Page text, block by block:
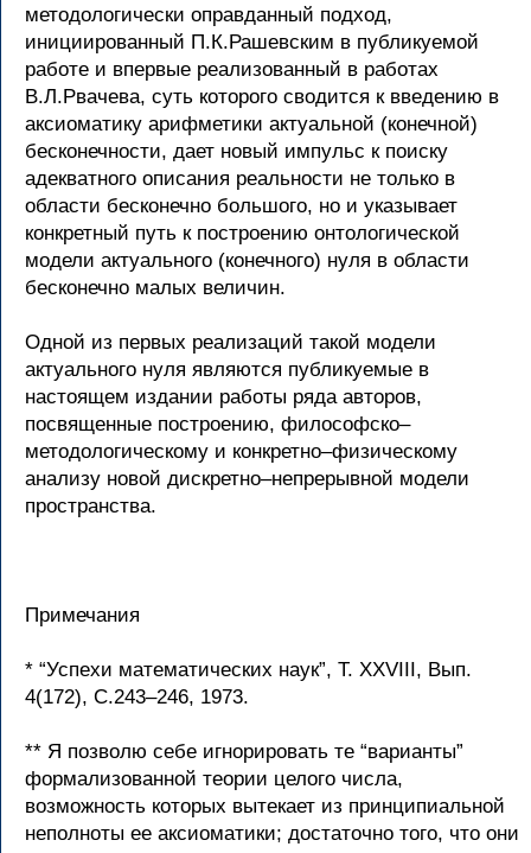
методологически оправданный подход,
инициированный П.К.Рашевским в публикуемой
работе и впервые реализованный в работах
В.Л.Рвачева, суть которого сводится к введению в
аксиоматику арифметики актуальной (конечной)
бесконечности, дает новый импульс к поиску
адекватного описания реальности не только в
области бесконечно большого, но и указывает
конкретный путь к построению онтологической
модели актуального (конечного) нуля в области
бесконечно малых величин.
Одной из первых реализаций такой модели
актуального нуля являются публикуемые в
настоящем издании работы ряда авторов,
посвященные построению, философско–
методологическому и конкретно–физическому
анализу новой дискретно–непрерывной модели
пространства.
Примечания
* “Успехи математических наук”, Т. XXVIII, Вып.
4(172), С.243–246, 1973.
** Я позволю себе игнорировать те “варианты”
формализованной теории целого числа,
возможность которых вытекает из принципиальной
неполноты ее аксиоматики; достаточно того, что они